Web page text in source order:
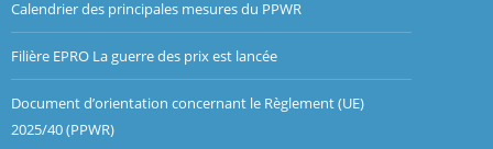
Calendrier des principales mesures du PPWR
Filière EPRO La guerre des prix est lancée
Document d’orientation concernant le Règlement (UE)
2025/40 (PPWR)